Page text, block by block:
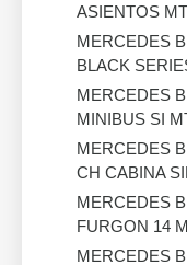
ASIENTOS
MERCEDES
BLACK
MERCEDES
MINIBUS SI
MERCEDES
CH CABINA
MERCEDES
FURGON 14
MERCEDES